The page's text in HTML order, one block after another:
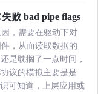
败 bad pipe flags
，需要在驱动下对
，从而读取数据的
是耽搁了一点时间，
议的模拟主要是是
可知道，上层应用或